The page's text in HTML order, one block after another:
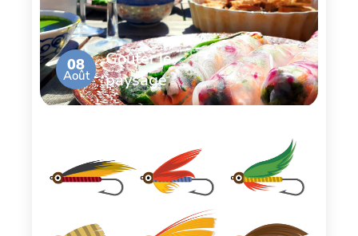
08
Août
Goûter le
paysage